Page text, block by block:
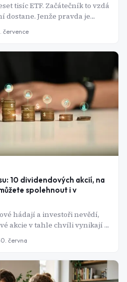
tisíc ETF. Začátečník to vzdá
dostane. Jenže pravda je
investorů stačí jeden,
jsou ty správné.
července
10 dividendových akcií, na
spolehnout i v
hádají a investoři nevědí,
akcie v tahle chvíli vynikají -
bez ohledu na to, co
to v roce 2026 dělají
června